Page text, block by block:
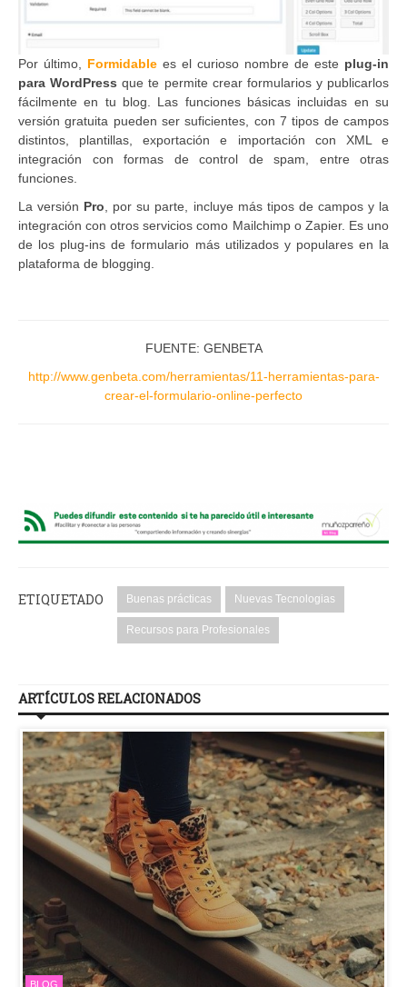
Por último, Formidable es el curioso nombre de este plug-in
para WordPress que te permite crear formularios y publicarlos
fácilmente en tu blog. Las funciones básicas incluidas en su
versión gratuita pueden ser suficientes, con 7 tipos de campos
distintos, plantillas, exportación e importación con XML e
integración con formas de control de spam, entre otras
funciones.
La versión Pro , por su parte, incluye más tipos de campos y la
integración con otros servicios como Mailchimp o Zapier. Es uno
de los plug-ins de formulario más utilizados y populares en la
plataforma de blogging.
FUENTE: GENBETA
http://www.genbeta.com/herramientas/11-herramientas-para-
crear-el-formulario-online-perfecto
ETIQUETADO Buenas prácticas Nuevas Tecnologias
Recursos para Profesionales
ARTÍCULOS RELACIONADOS
BLOG